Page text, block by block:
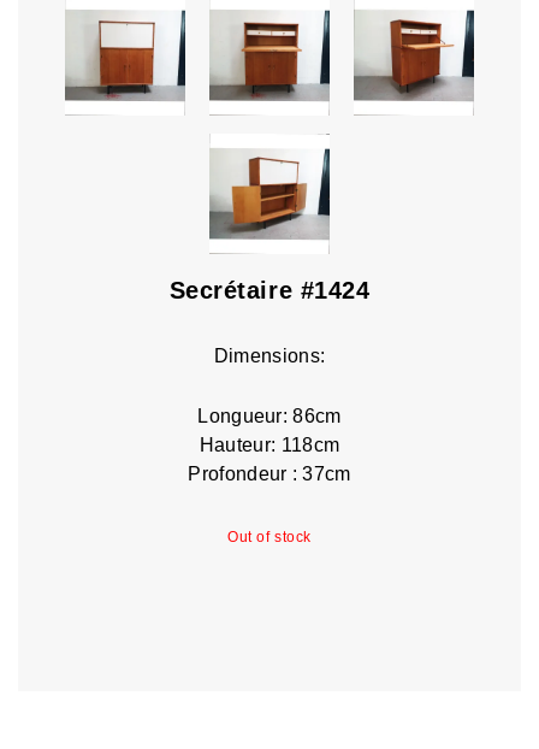
Secrétaire #1424
Dimensions:
Longueur: 86cm
Hauteur: 118cm
Profondeur : 37cm
Out of stock